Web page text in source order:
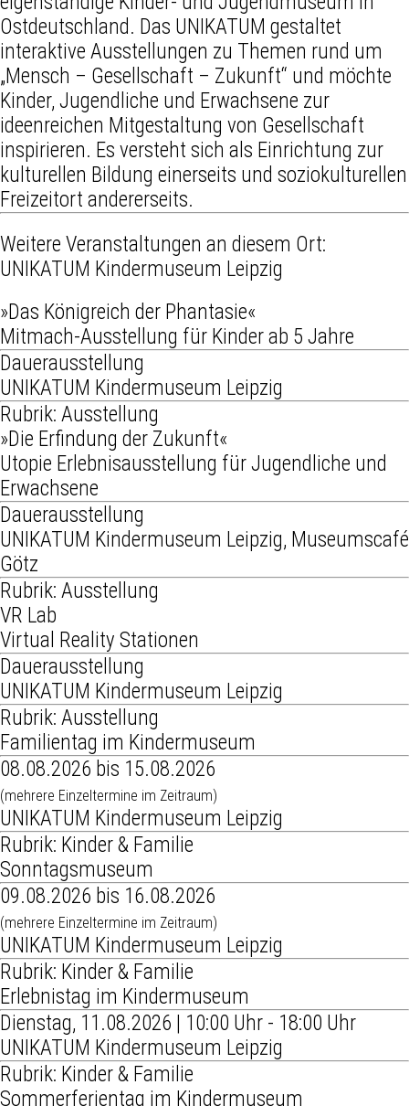
Ostdeutschland. Das UNIKATUM gestaltet
interaktive Ausstellungen zu Themen rund um
„Mensch – Gesellschaft – Zukunft“ und möchte
Kinder, Jugendliche und Erwachsene zur
ideenreichen Mitgestaltung von Gesellschaft
inspirieren. Es versteht sich als Einrichtung zur
kulturellen Bildung einerseits und soziokulturellen
Freizeitort andererseits.
Weitere Veranstaltungen an diesem Ort:
UNIKATUM Kindermuseum Leipzig
»Das Königreich der Phantasie«
Mitmach-Ausstellung für Kinder ab 5 Jahre
Dauerausstellung
UNIKATUM Kindermuseum Leipzig
Rubrik: Ausstellung
»Die Erfindung der Zukunft«
Utopie Erlebnisausstellung für Jugendliche und
Erwachsene
Dauerausstellung
UNIKATUM Kindermuseum Leipzig, Museumscafé
Götz
Rubrik: Ausstellung
VR Lab
Virtual Reality Stationen
Dauerausstellung
UNIKATUM Kindermuseum Leipzig
Rubrik: Ausstellung
Familientag im Kindermuseum
08.08.2026 bis 15.08.2026
(mehrere Einzeltermine im Zeitraum)
UNIKATUM Kindermuseum Leipzig
Rubrik: Kinder & Familie
Sonntagsmuseum
09.08.2026 bis 16.08.2026
(mehrere Einzeltermine im Zeitraum)
UNIKATUM Kindermuseum Leipzig
Rubrik: Kinder & Familie
Erlebnistag im Kindermuseum
Dienstag, 11.08.2026 | 10:00 Uhr - 18:00 Uhr
UNIKATUM Kindermuseum Leipzig
Rubrik: Kinder & Familie
Sommerferientag im Kindermuseum